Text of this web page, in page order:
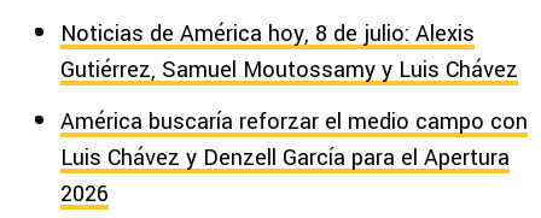
Noticias de América hoy, 8 de julio: Alexis
Gutiérrez, Samuel Moutossamy y Luis Chávez
América buscaría reforzar el medio campo con
Luis Chávez y Denzell García para el Apertura
2026